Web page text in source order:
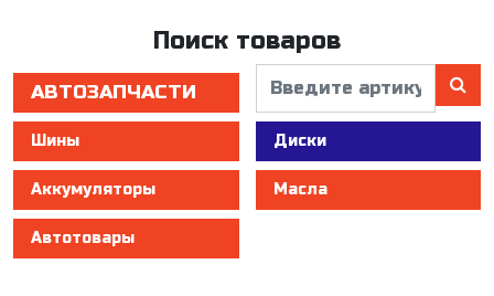
Поиск товаров
АВТОЗАПЧАСТИ
Шины Диски
Аккумуляторы Масла
Автотовары